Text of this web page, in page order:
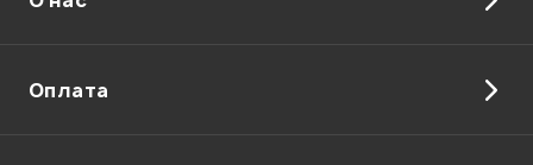
Отправить
Оплата